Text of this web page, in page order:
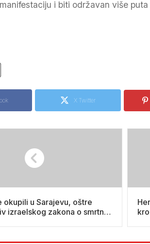
i biti održavan više puta
X Twitter
okupili u Sarajevu, oštre
izraelskog zakona o smrtnoj